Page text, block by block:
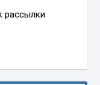
рассылки